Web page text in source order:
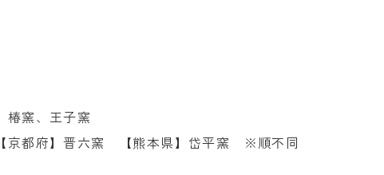
椿窯、王子窯
京都府】晋六窯 【熊本県】岱平窯 ※順不同